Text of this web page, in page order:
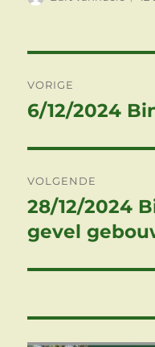
VORIGE
Vorig
6/12/2024
VOLGENDE
Volgend
bericht:
28/12/2024
gevel